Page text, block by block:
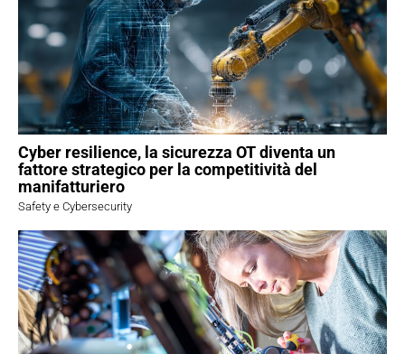
Cyber resilience, la sicurezza OT diventa un
fattore strategico per la competitività del
manifatturiero
Safety e Cybersecurity